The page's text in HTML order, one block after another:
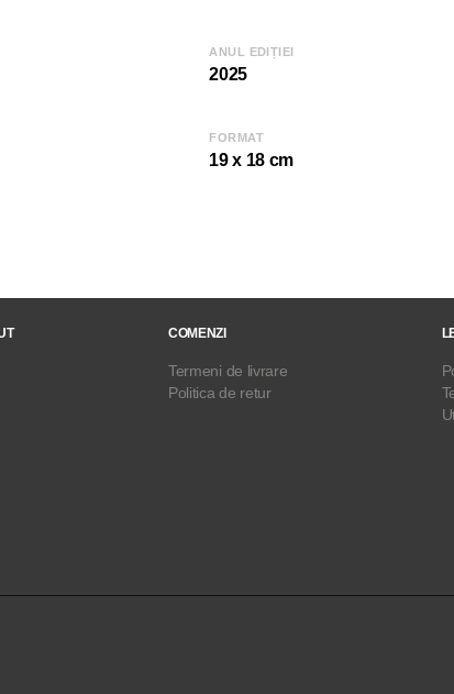
ANUL EDIȚIEI
2025
FORMAT
19 x 18 cm
COMENZI
Termeni de livrare
Politica de retur